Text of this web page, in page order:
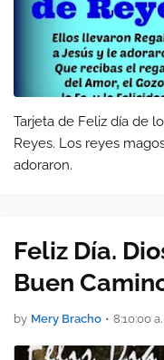
Tarjeta de Feliz día de
Reyes. Los reyes magos llevaron regalos a Jesús y le
adoraron.
Feliz Día.
Buen
by Mery Bracho • 8:10:00 a.